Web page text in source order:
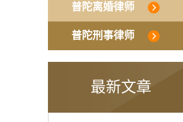
普陀离婚律师
普陀刑事律师
最新文章